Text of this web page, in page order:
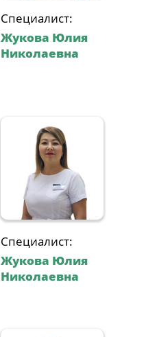
Специалист:
Жукова Юлия
Николаевна
Специалист:
Жукова Юлия
Николаевна